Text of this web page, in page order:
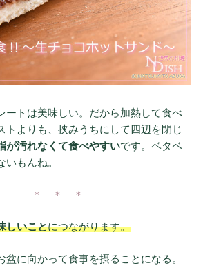
ートは美味しい。だから加熱して食べ
トよりも、挟みうちにして四辺を閉じ
が汚れなくて食べやすいです。ベタベ
いもんね。
＊ ＊ ＊
しいことにつながります。
盆に向かって食事を摂ることになる。